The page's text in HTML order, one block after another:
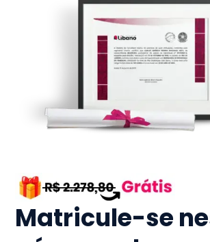
Matricule-se